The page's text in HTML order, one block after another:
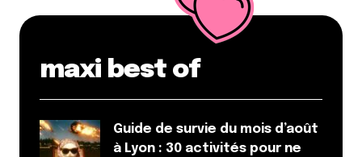
maxi best of
Guide de survie du mois d’août
à Lyon : 30 activités pour ne